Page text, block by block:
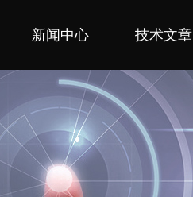
新闻中心 技术文章